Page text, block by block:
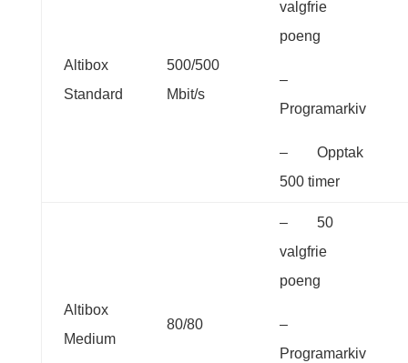
Altibox
Standard
500/500
Mbit/s
valgfrie
poeng
–
Programarkiv
– Opptak
500 timer
Altibox
Medium
80/80
– 50
valgfrie
poeng
–
Programarkiv